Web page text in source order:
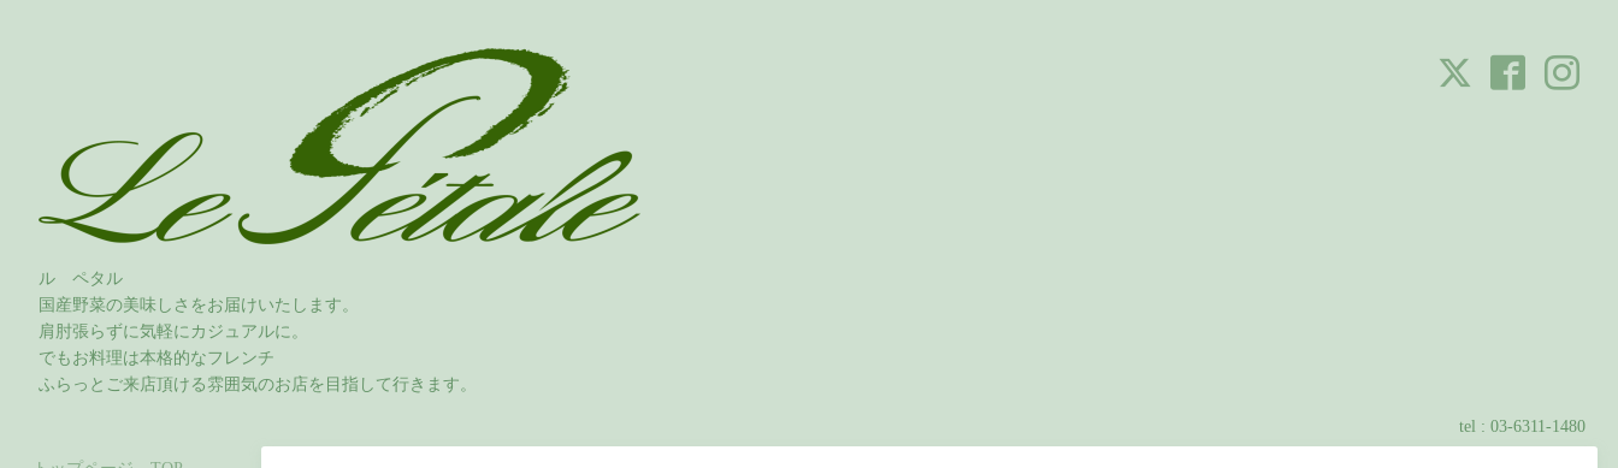
ル ペタル
国産野菜の美味しさをお届けいたします。
肩肘張らずに気軽にカジュアルに。
でもお料理は本格的なフレンチ
ふらっとご来店頂ける雰囲気のお店を目指して行きます。
tel : 03-6311-1480